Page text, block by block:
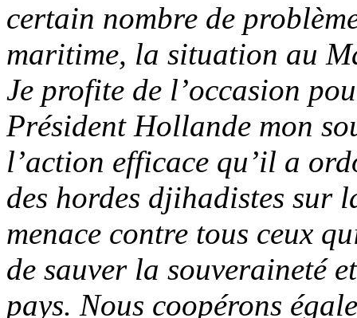
certain nombre de
maritime, la situation au
Je profite de l’occasion
Président Hollande mon
l’action efficace qu’il a
des hordes djihadistes sur
menace contre tous ceux
de sauver la souveraineté
pays. Nous coopérons